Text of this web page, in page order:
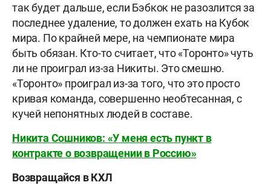
так будет дальше, если Бэбкок не разозлится за
последнее удаление, то должен ехать на Кубок
мира. По крайней мере, на чемпионате мира
быть обязан. Кто-то считает, что «Торонто» чуть
ли не проиграл из-за Никиты. Это смешно.
«Торонто» проиграл из-за того, что это просто
кривая команда, совершенно необтесанная, с
кучей непонятных людей в составе.
Никита Сошников: «У меня есть пункт в
контракте о возвращении в Россию»
Возвращайся в КХЛ